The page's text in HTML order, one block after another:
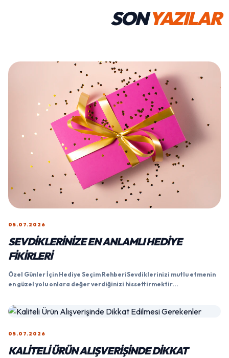
SONYAZILAR
05.07.2026
SEVDIKLERINIZE EN ANLAMLI HEDIYE
FIKIRLERI
Özel Günler İçin Hediye Seçim RehberiSevdiklerinizi mutlu etmenin
en güzel yolu onlara değer verdiğinizi hissettirmektir...
05.07.2026
KALITELI ÜRÜN ALIŞVERIŞINDE DIKKAT